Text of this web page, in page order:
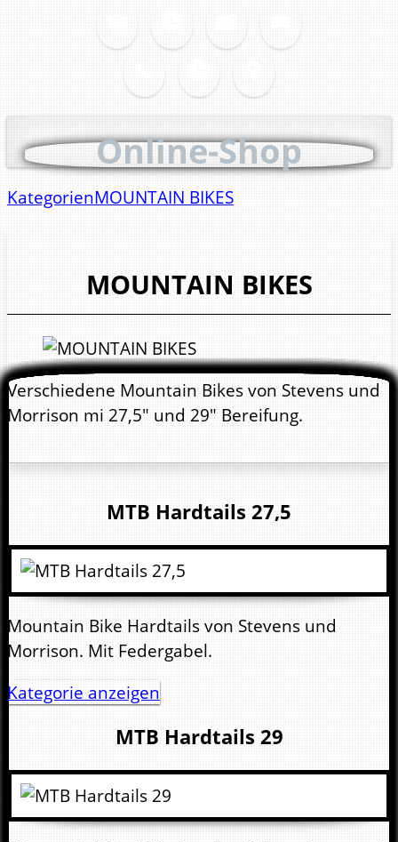
Online-Shop
KategorienMOUNTAIN BIKES
MOUNTAIN BIKES
Verschiedene Mountain Bikes von Stevens und
Morrison mi 27,5" und 29" Bereifung.
MTB Hardtails 27,5
Mountain Bike Hardtails von Stevens und
Morrison. Mit Federgabel.
Kategorie anzeigen
MTB Hardtails 29